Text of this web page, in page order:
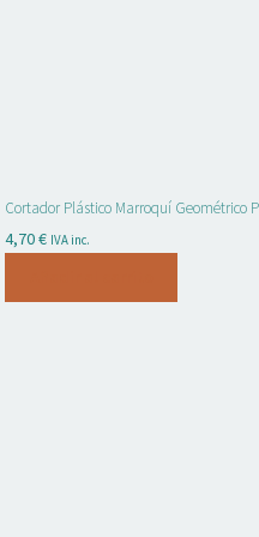
Cortador Plástico Marroquí Geométrico
4,70€ IVA inc.